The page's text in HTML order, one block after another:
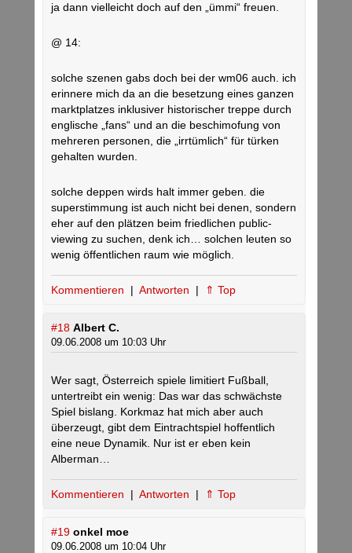
ja dann vielleicht doch auf den „ümmi“ freuen.
@ 14:
solche szenen gabs doch bei der wm06 auch. ich
erinnere mich da an die besetzung eines ganzen
marktplatzes inklusiver historischer treppe durch
englische „fans“ und an die beschimofung von
mehreren personen, die „irrtümlich“ für türken
gehalten wurden.
solche deppen wirds halt immer geben. die
superstimmung ist auch nicht bei denen, sondern
eher auf den plätzen beim friedlichen public-
viewing zu suchen, denk ich… solchen leuten so
wenig öffentlichen raum wie möglich.
Kommentieren | Antworten | ⇑ Top
#18 Albert C.
09.06.2008 um 10:03 Uhr
Wer sagt, Österreich spiele limitiert Fußball,
untertreibt ein wenig: Das war das schwächste
Spiel bislang. Korkmaz hat mich aber auch
überzeugt, gibt dem Eintrachtspiel hoffentlich
eine neue Dynamik. Nur ist er eben kein
Alberman…
Kommentieren | Antworten | ⇑ Top
#19 onkel moe
09.06.2008 um 10:04 Uhr